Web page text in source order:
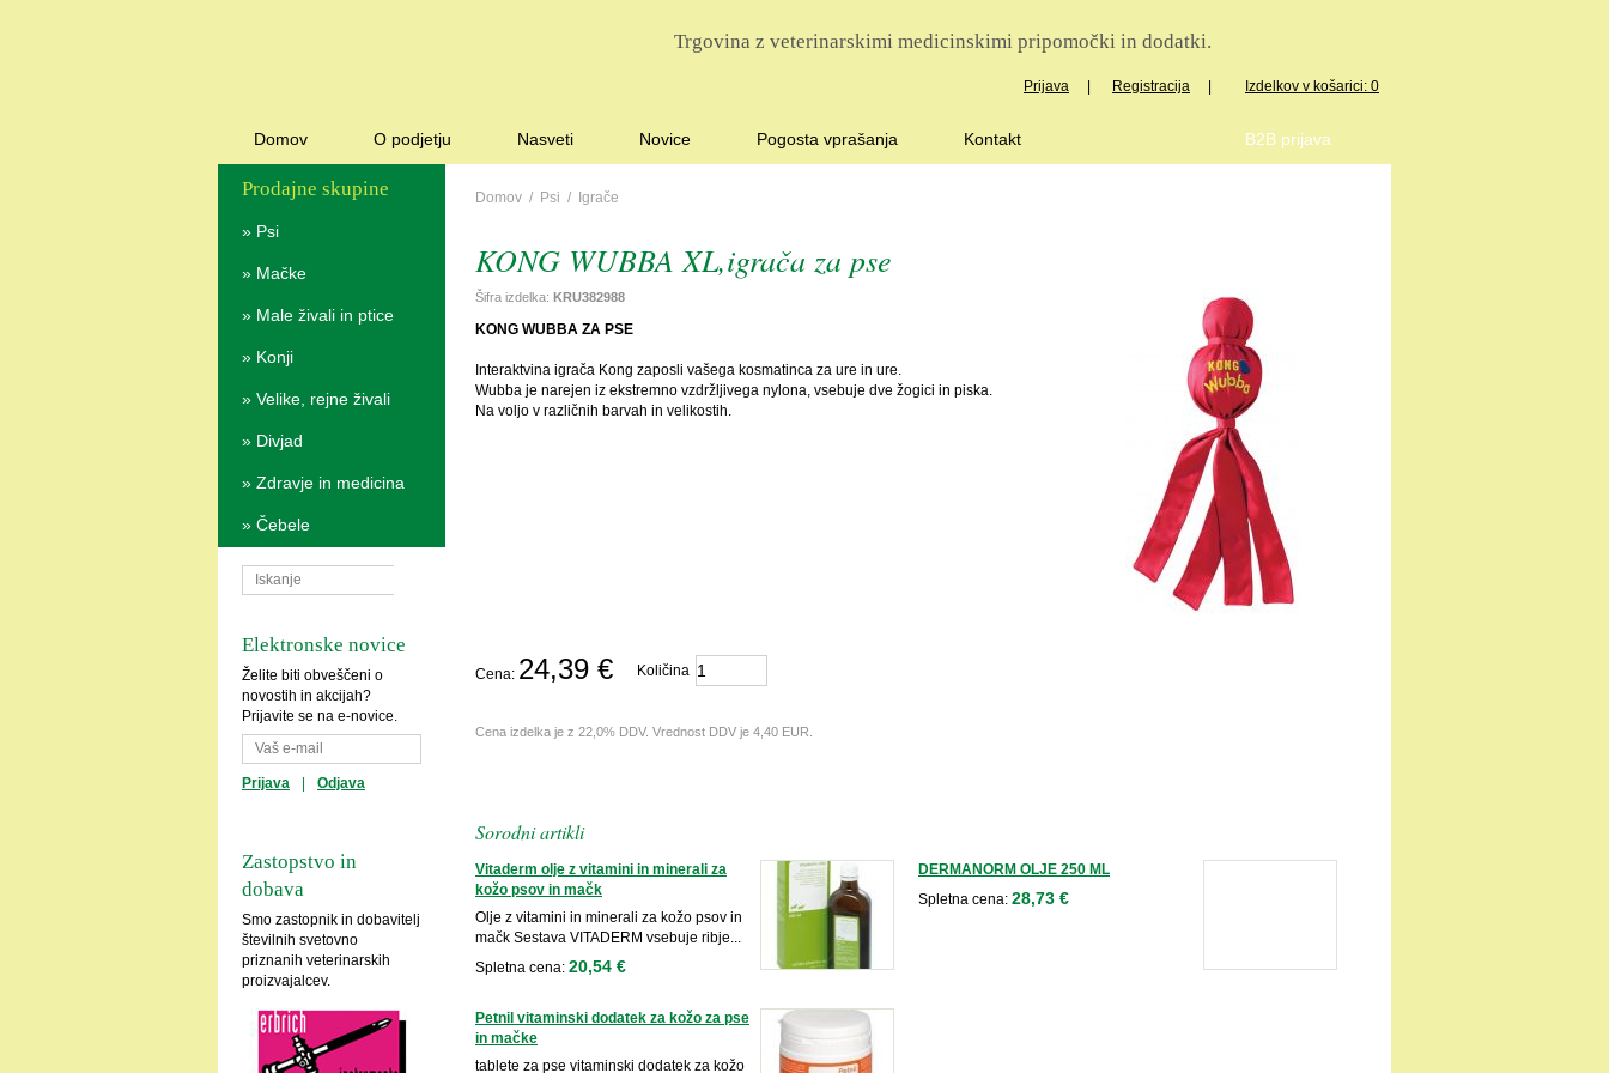
Trgovina z veterinarskimi medicinskimi pripomočki in dodatki.
Prijava Registracija Izdelkov v košarici: 0
Domov O podjetju Nasveti Novice Pogosta vprašanja Kontakt B2B prijava
Prodajne skupine
» Psi
» Mačke
» Male živali in ptice
» Konji
» Velike, rejne živali
» Divjad
» Zdravje in medicina
» Čebele
Elektronske novice
Želite biti obveščeni o
novostih in akcijah?
Prijavite se na e-novice.
Prijava Odjava
Zastopstvo in
dobava
Smo zastopnik in dobavitelj
številnih svetovno
priznanih veterinarskih
proizvajalcev.
Domov / Psi / Igrače
KONG WUBBA XL,igrača za pse
Šifra izdelka: KRU382988
KONG WUBBA ZA PSE
Interaktvina igrača Kong zaposli vašega kosmatinca za ure in ure.
Wubba je narejen iz ekstremno vzdržljivega nylona, vsebuje dve žogici in piska.
Na voljo v različnih barvah in velikostih.
Cena: 24,39 € Količina
Cena izdelka je z 22,0% DDV. Vrednost DDV je 4,40 EUR.
Sorodni artikli
Vitaderm olje z vitamini in minerali za
kožo psov in mačk
Olje z vitamini in minerali za kožo psov in
mačk Sestava VITADERM vsebuje ribje...
Spletna cena: 20,54 €
DERMANORM OLJE 250 ML
Spletna cena: 28,73 €
Petnil vitaminski dodatek za kožo za pse
in mačke
tablete za pse vitaminski dodatek za kožo